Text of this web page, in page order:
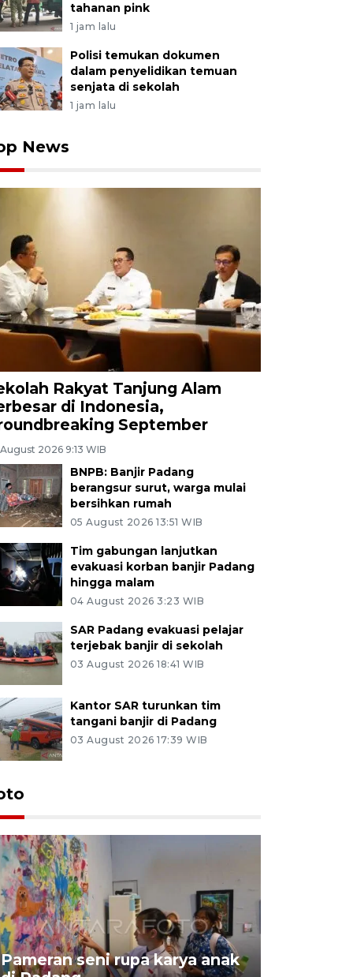
tahanan pink
1 jam lalu
Polisi temukan dokumen
dalam penyelidikan temuan
senjata di sekolah
1 jam lalu
News
Rakyat Tanjung Alam
di Indonesia,
September
2026 9:13 WIB
BNPB: Banjir Padang
berangsur surut, warga mulai
bersihkan rumah
05 August 2026 13:51 WIB
Tim gabungan lanjutkan
evakuasi korban banjir Padang
hingga malam
04 August 2026 3:23 WIB
SAR Padang evakuasi pelajar
terjebak banjir di sekolah
03 August 2026 18:41 WIB
Kantor SAR turunkan tim
tangani banjir di Padang
03 August 2026 17:39 WIB
Pameran seni rupa karya anak